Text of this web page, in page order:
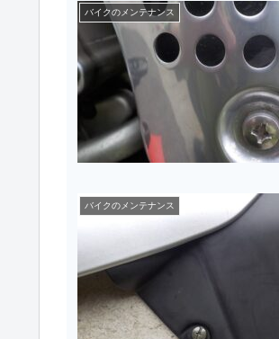
バイクのメンテナンス
バイクのメンテナンス